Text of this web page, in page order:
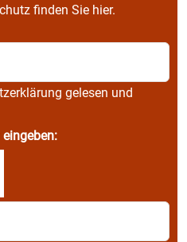
finden Sie hier.
gelesen und